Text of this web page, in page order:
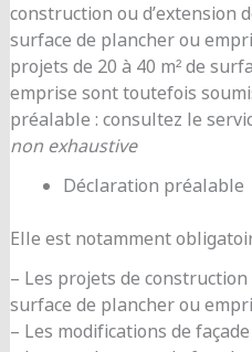
construction ou d’extension
surface de plancher ou
projets de 20 à 40 m² de
emprise sont toutefois
préalable : consultez le
non exhaustive
Déclaration préalable
Elle est notamment
– Les projets de construction
surface de plancher ou
– Les modifications de façade